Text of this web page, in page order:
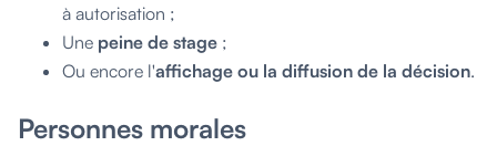
à autorisation ;
Une peine de stage ;
Ou encore l'affichage ou la diffusion de la décision.
Personnes morales